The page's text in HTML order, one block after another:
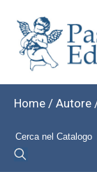
Home / Autore